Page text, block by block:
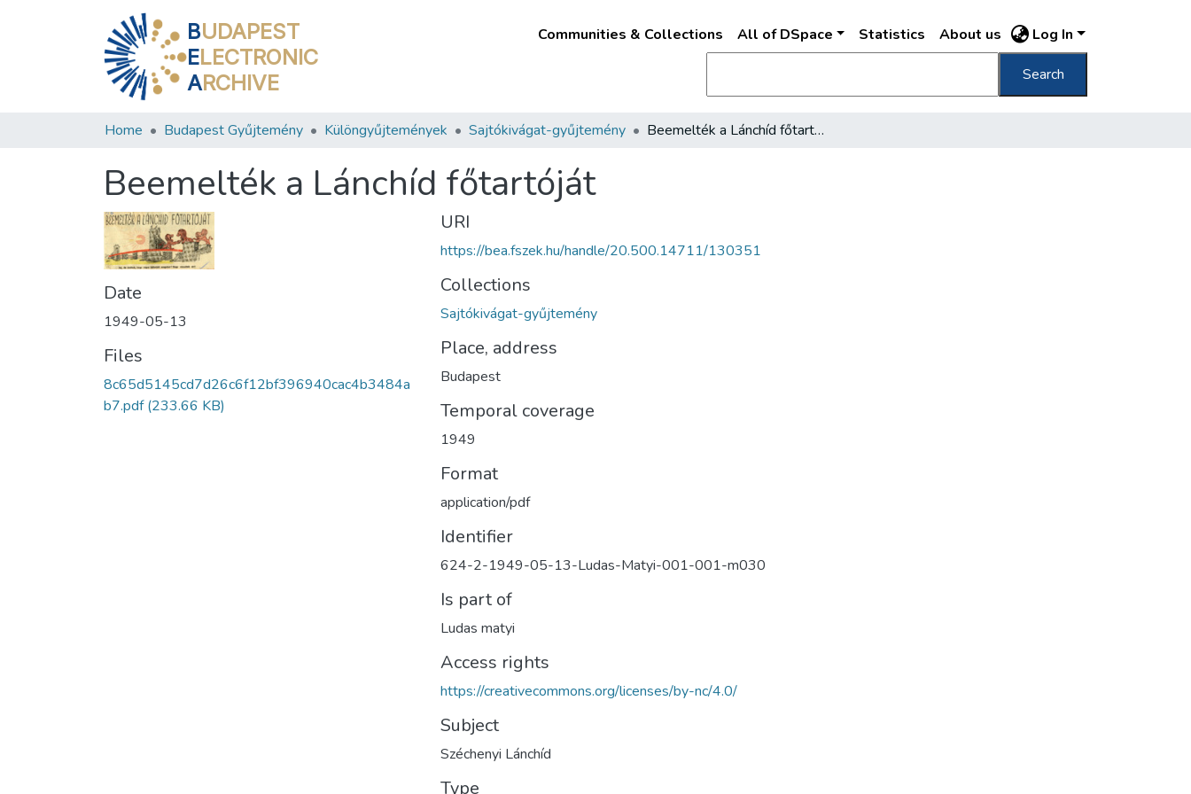
BUDAPEST
ELECTRONIC
ARCHIVE
Communities & Collections All of DSpace Statistics About us Log In
Search
Home Budapest Gyűjtemény Különgyűjtemények Sajtókivágat-gyűjtemény Beemelték a Lánchíd főtartóját
Beemelték a Lánchíd főtartóját
Date
1949-05-13
Files
8c65d5145cd7d26c6f12bf396940cac4b3484a
b7.pdf(233.66 KB)
URI
https://bea.fszek.hu/handle/20.500.14711/130351
Collections
Sajtókivágat-gyűjtemény
Place, address
Budapest
Temporal coverage
1949
Format
application/pdf
Identifier
624-2-1949-05-13-Ludas-Matyi-001-001-m030
Is part of
Ludas matyi
Access rights
https://creativecommons.org/licenses/by-nc/4.0/
Subject
Széchenyi Lánchíd
Type